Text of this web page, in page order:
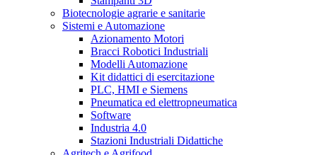
Biotecnologie agrarie e sanitarie
Sistemi e Automazione
Azionamento Motori
Bracci Robotici Industriali
Modelli Automazione
Kit didattici di esercitazione
PLC, HMI e Siemens
Pneumatica ed elettropneumatica
Software
Industria 4.0
Stazioni Industriali Didattiche